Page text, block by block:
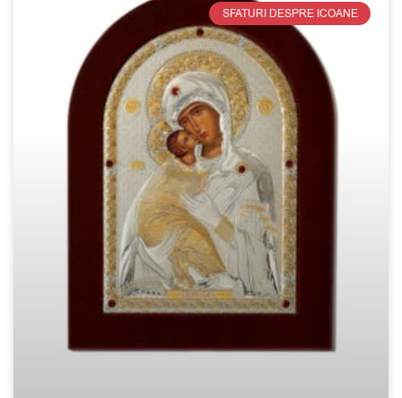
SFATURI DESPRE ICOANE